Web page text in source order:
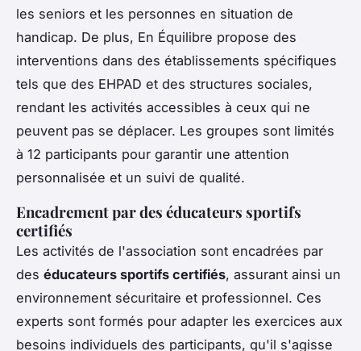
les seniors et les personnes en situation de
handicap. De plus, En Équilibre propose des
interventions dans des établissements spécifiques
tels que des EHPAD et des structures sociales,
rendant les activités accessibles à ceux qui ne
peuvent pas se déplacer. Les groupes sont limités
à 12 participants pour garantir une attention
personnalisée et un suivi de qualité.
Encadrement par des éducateurs sportifs
certifiés
Les activités de l'association sont encadrées par
des éducateurs sportifs certifiés, assurant ainsi un
environnement sécuritaire et professionnel. Ces
experts sont formés pour adapter les exercices aux
besoins individuels des participants, qu'il s'agisse